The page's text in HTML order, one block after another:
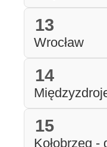
13
Wrocław
14
15
Kołobrzeg -